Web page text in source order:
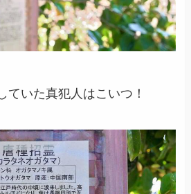
ていた真犯人はこいつ！